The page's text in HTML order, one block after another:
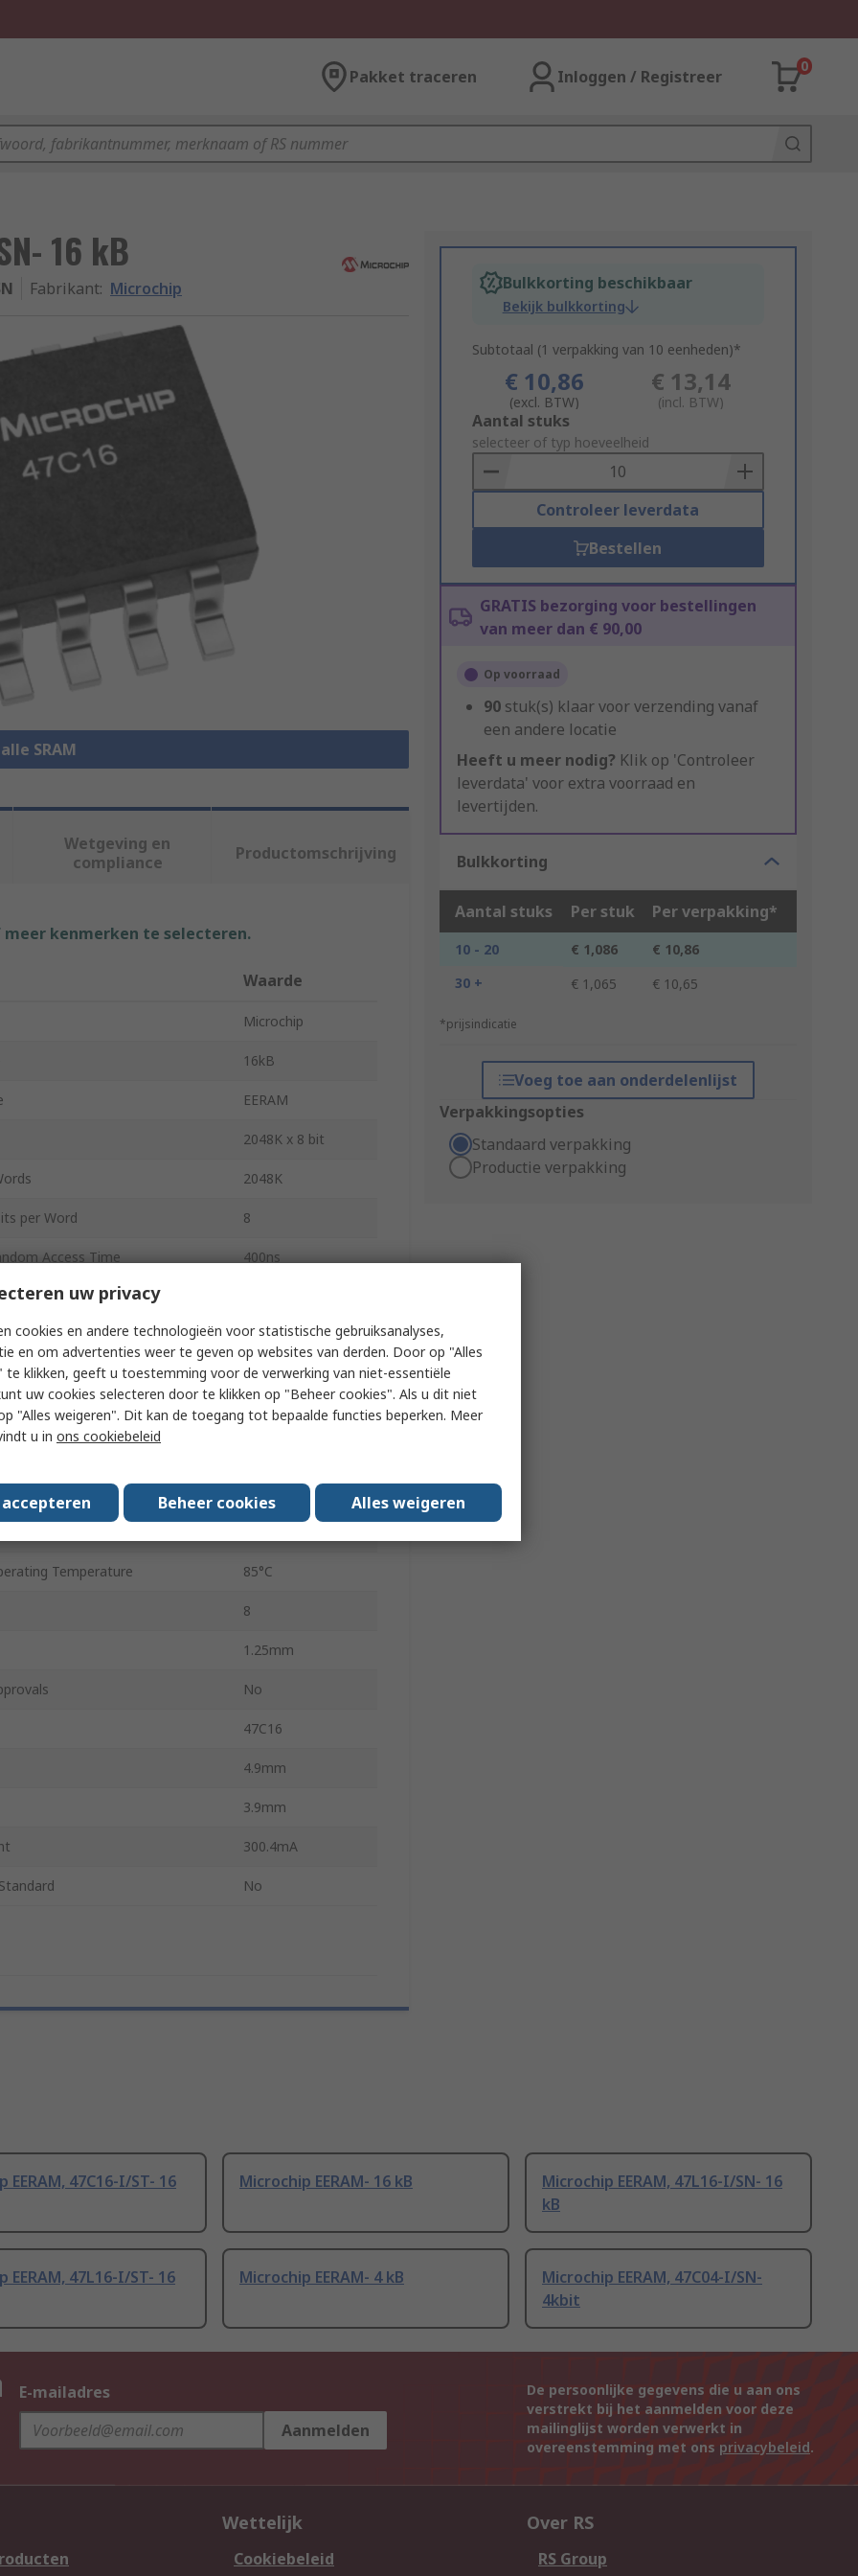
Pakket traceren Inloggen / Registreer
0
16 kB
Fabrikant: Microchip
SRAM
Bulkkorting beschikbaar
Bekijk bulkkorting
Subtotaal (1 verpakking van 10 eenheden)*
€ 10,86
(excl. BTW)
€ 13,14
(incl. BTW)
Add
to
Basket
Aantal stuks
selecteer of typ hoeveelheid
Controleer leverdata
Bestellen
GRATIS bezorging voor bestellingen
van meer dan € 90,00
Op voorraad
90 stuk(s) klaar voor verzending vanaf
een andere locatie
Heeft u meer nodig? Klik op 'Controleer
leverdata' voor extra voorraad en
levertijden.
Bulkkorting
Aantal stuks Per stuk Per verpakking*
10 - 20 € 1,086
€ 10,86
30 +
€ 1,065 € 10,65
*prijsindicatie
Voeg toe aan onderdelenlijst
Verpakkingsopties
Standaard verpakking
Productie verpakking
Wetgeving en
compliance
Productomschrijving
kenmerken te selecteren.
Waarde
Microchip
16kB
EERAM
2048K x 8 bit
2048K
per Word 8
Access Time 400ns
Frequency
Synchronous
Voltage 4.5V
Surface
SOIC
Temperature 85°C
8
1.25mm
No
47C16
4.9mm
3.9mm
300.4mA
No
EERAM, 47C16-I/ST- 16
Microchip EERAM- 16 kB
Microchip EERAM, 47L16-I/SN- 16
kB
EERAM, 47L16-I/ST- 16
Microchip EERAM- 4 kB
Microchip EERAM, 47C04-I/SN-
4kbit
E-mailadres
Aanmelden
De persoonlijke gegevens die u aan ons
verstrekt bij het aanmelden voor deze
mailinglijst worden verwerkt in
overeenstemming met ons privacybeleid.
Wettelijk
Cookiebeleid
Over RS
RS Group
uw privacy
cookies en andere technologieën voor statistische gebruiksanalyses,
en om advertenties weer te geven op websites van derden. Door op "Alles
te klikken, geeft u toestemming voor de verwerking van niet-essentiële
uw cookies selecteren door te klikken op "Beheer cookies". Als u dit niet
"Alles weigeren". Dit kan de toegang tot bepaalde functies beperken. Meer
u in ons cookiebeleid
Beheer cookies Alles weigeren